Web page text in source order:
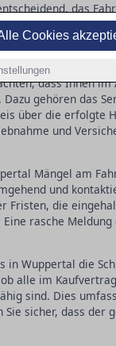
Cookies
das
auf Kratzer,
korrekten
dass das Auto in
dass Ihnen
gehören das
über die erfolgte
und
Mängel am
und
Fristen, die
rasche
in Wuppertal die
alle im
sind. Dies
sicher, dass der